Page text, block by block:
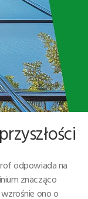
odpowiada na
znacząco
ono o